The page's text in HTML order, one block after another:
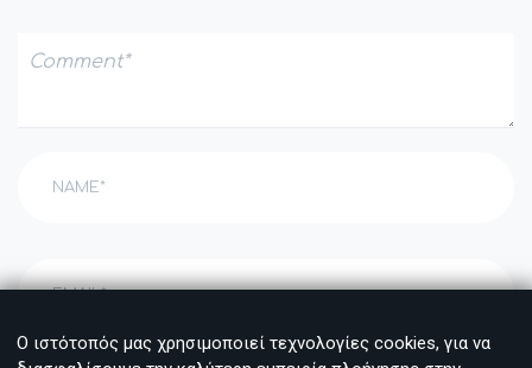
Ο ιστότοπός μας χρησιμοποιεί τεχνολογίες cookies, για να